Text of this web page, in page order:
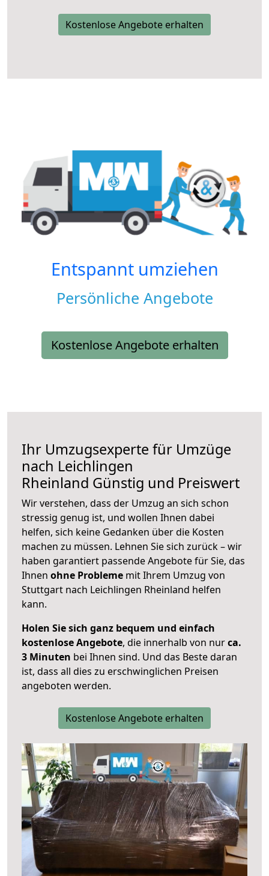
Kostenlose Angebote erhalten
Entspannt umziehen
Persönliche Angebote
Kostenlose Angebote erhalten
Ihr Umzugsexperte für Umzüge
nach Leichlingen
Rheinland Günstig und Preiswert
Wir verstehen, dass der Umzug an sich schon
stressig genug ist, und wollen Ihnen dabei
helfen, sich keine Gedanken über die Kosten
machen zu müssen. Lehnen Sie sich zurück – wir
haben garantiert passende Angebote für Sie, das
Ihnen ohne Probleme mit Ihrem Umzug von
Stuttgart nach Leichlingen Rheinland helfen
kann.
Holen Sie sich ganz bequem und einfach
kostenlose Angebote, die innerhalb von nurca.
3 Minuten bei Ihnen sind. Und das Beste daran
ist, dass all dies zu erschwinglichen Preisen
angeboten werden.
Kostenlose Angebote erhalten